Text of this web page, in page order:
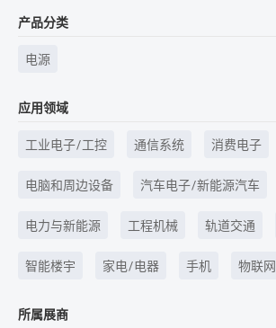
产品分类
电源
应用领域
工业电子/工控
通信系统 消费电子
电脑和周边设备 汽车电子/新能源汽车
电力与新能源 工程机械 轨道交通
智能楼宇 家电/电器 手机 物联网
所属展商